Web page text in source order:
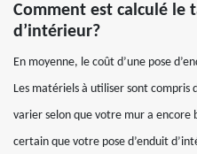
Comment est calculé le
d’intérieur?
En moyenne, le coût d’une pose
Les matériels à utiliser sont compris
varier selon que votre mur a encore
certain que votre pose d’enduit